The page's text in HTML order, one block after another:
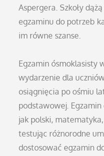
Aspergera. Szkoły
egzaminu do potrzeb
im równe szanse.
Egzamin ósmoklasisty
wydarzenie dla
osiągnięcia po ośmiu
podstawowej.
jak polski,
testując różnorodne
dostosować egzamin